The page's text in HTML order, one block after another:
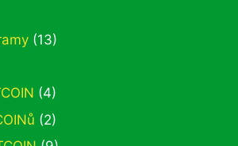
(13)
(4)
(2)